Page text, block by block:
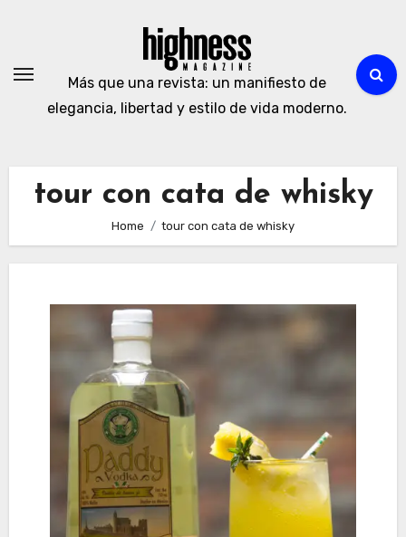
Más que una revista: un manifiesto de
elegancia, libertad y estilo de vida moderno.
tour con cata de whisky
Home tour con cata de whisky